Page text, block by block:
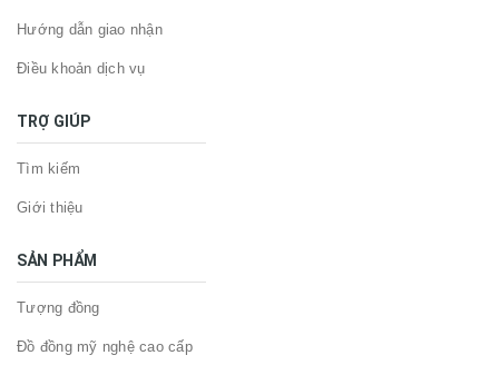
Hướng dẫn giao nhận
Điều khoản dịch vụ
TRỢ GIÚP
Tìm kiếm
Giới thiệu
SẢN PHẨM
Tượng đồng
Đồ đồng mỹ nghệ cao cấp